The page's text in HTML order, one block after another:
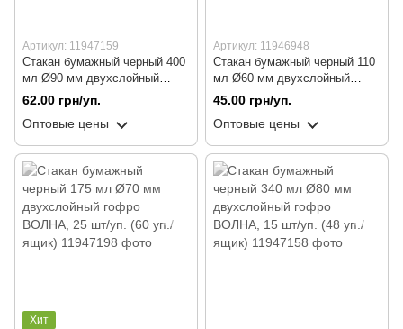
Артикул: 11947159
Стакан бумажный черный 400
мл Ø90 мм двухслойный
гофро ВОЛНА, 20 шт/уп. (32
уп./ящик)
62.00 грн/уп.
Оптовые цены
Артикул: 11946948
Стакан бумажный черный 110
мл Ø60 мм двухслойный
гофро, 25 шт/уп. (42 уп./ящик)
45.00 грн/уп.
Оптовые цены
Хит